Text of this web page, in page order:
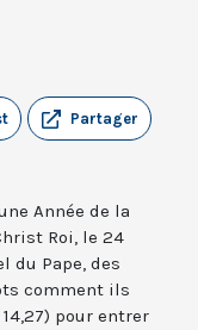
Partager
Année de la
Roi, le 24
du Pape, des
comment ils
pour entrer